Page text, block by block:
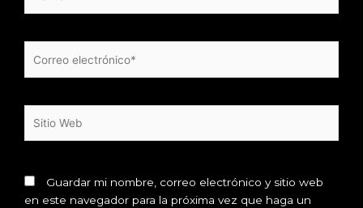
electrónico*
Web
Guardar mi nombre, correo electrónico y sitio web
en este navegador para la próxima vez que haga un